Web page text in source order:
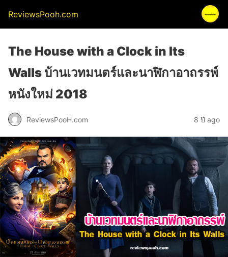
ReviewsPooh.com
The House with a Clock in Its
Walls บ้านเวทมนตร์และนาฬิกาอาถรรพ์
หนังใหม่ 2018
ReviewsPooH.com 8 ปี ago